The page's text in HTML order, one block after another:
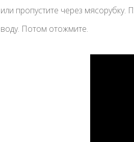
или пропустите через
воду. Потом отожмите.